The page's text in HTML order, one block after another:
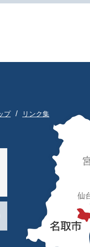
プ リンク集